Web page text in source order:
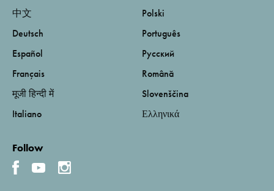
中文
Deutsch
Español
Français
मूजी हिन्दी में
Italiano
Polski
Português
Русский
Română
Slovenščina
Ελληνικά
Follow